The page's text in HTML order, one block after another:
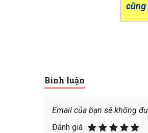
cũng
Bình luận
Email của bạn sẽ không
Đánh giá